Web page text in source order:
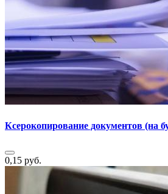
Ксерокопирование документов (на
0,15 руб.